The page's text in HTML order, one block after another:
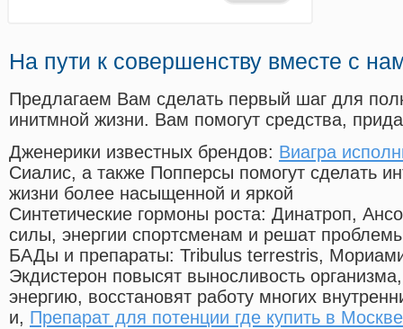
На пути к совершенству вместе с
Предлагаем Вам сделать первый шаг для
инитмной жизни. Вам помогут средства,
Дженерики известных брендов: Виагра
Сиалис, а также Попперсы помогут сделать
жизни более насыщенной и яркой
Синтетические гормоны роста: Динатроп,
силы, энергии спортсменам и решат
БАДы и препараты: Tribulus terrestris,
Экдистерон повысят выносливость
энергию, восстановят работу многих
и, Препарат для потенции где купить в Москве